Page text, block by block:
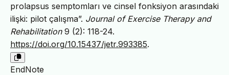
prolapsus semptomları ve cinsel fonksiyon arasındaki
ilişki: pilot çalışma”. Journal of Exercise Therapy and
Rehabilitation9 (2): 118-24.
https://doi.org/10.15437/jetr.993385.
EndNote